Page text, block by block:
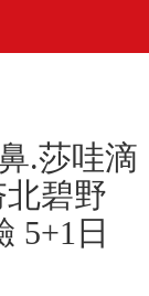
.莎哇滴
碧野
5+1日